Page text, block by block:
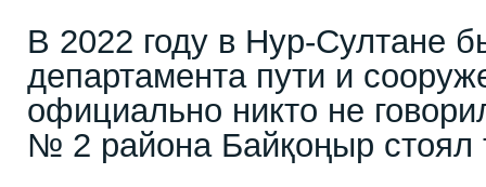
В 2022 году в Нур-Султане
департамента пути и
официально никто не
№ 2 района Байқоңыр стоял